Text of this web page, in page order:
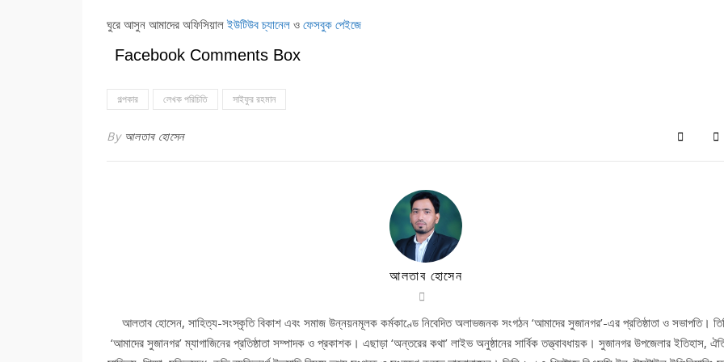
ঘুরে আসুন আমাদের অফিসিয়ালইউটিউব চ্যানেল ও ফেসবুক পেইজে
Facebook Comments Box
গল্পকার লেখক পরিচিতি সাইফুর রহমান
By আলতাব হোসেন
আলতাব হোসেন
আলতাব হোসেন, সাহিত্য-সংস্কৃতি বিকাশ এবং সমাজ উন্নয়নমূলক কর্মকাণ্ডে নিবেদিত অলাভজনক সংগঠন ‘আমাদের সুজানগর’-এর প্রতিষ্ঠাতা ও সভাপতি।
‘আমাদের সুজানগর’ ম্যাগাজিনের প্রতিষ্ঠাতা সম্পাদক ও প্রকাশক। এছাড়া ‘অন্তরের কথা’ লাইভ অনুষ্ঠানের সার্বিক তত্ত্বাবধায়ক। সুজানগর উপজেলার ইতিহাস,